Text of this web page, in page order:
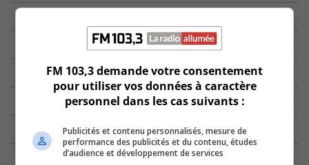
FM 103,3 demande votre consentement
pour utiliser vos données à caractère
personnel dans les cas suivants :
Publicités et contenu personnalisés, mesure de
performance des publicités et du contenu, études
d’audience et développement de services